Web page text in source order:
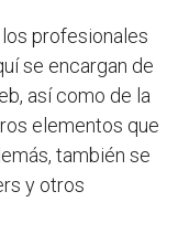
profesionales
se encargan de
así como de la
elementos que
también se
y otros